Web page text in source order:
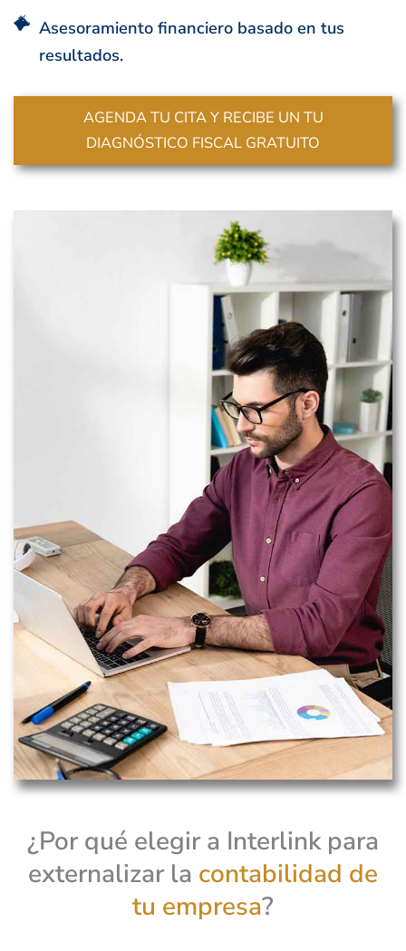
Asesoramiento financiero basado en tus
resultados.
AGENDA TU CITA Y RECIBE UN TU
DIAGNÓSTICO FISCAL GRATUITO
¿Por qué elegir a Interlink para
externalizar la contabilidad de
tu empresa?